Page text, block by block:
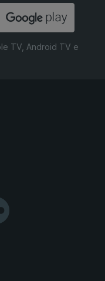
TV, Android TV e